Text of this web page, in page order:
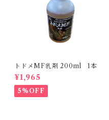
トドメMF乳剤 200ml 1本
¥1,965
5%OFF